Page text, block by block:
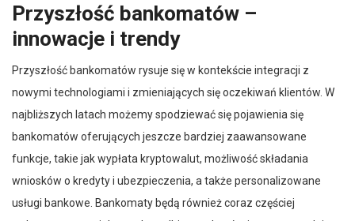
Przyszłość bankomatów –
innowacje i trendy
Przyszłość bankomatów rysuje się w kontekście integracji z
nowymi technologiami i zmieniających się oczekiwań klientów. W
najbliższych latach możemy spodziewać się pojawienia się
bankomatów oferujących jeszcze bardziej zaawansowane
funkcje, takie jak wypłata kryptowalut, możliwość składania
wniosków o kredyty i ubezpieczenia, a także personalizowane
usługi bankowe. Bankomaty będą również coraz częściej